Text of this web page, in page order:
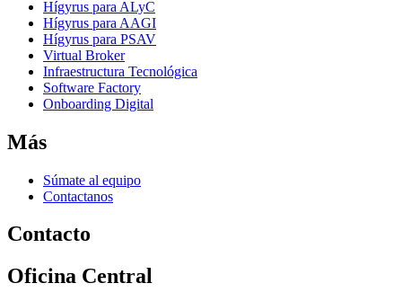
Hígyrus para ALyC
Hígyrus para AAGI
Hígyrus para PSAV
Virtual Broker
Infraestructura Tecnológica
Software Factory
Onboarding Digital
Más
Súmate al equipo
Contactanos
Contacto
Oficina Central